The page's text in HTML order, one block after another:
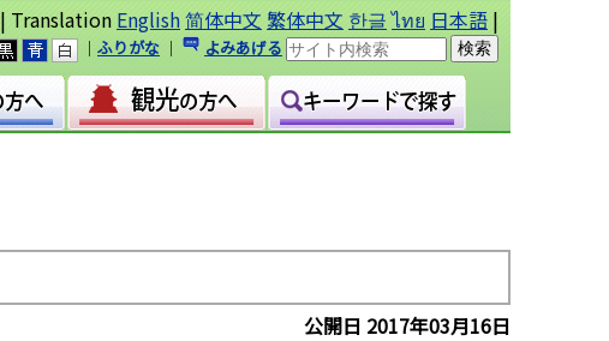
| Translation English简体中文 繁体中文 한글 ไทย 日本語 |
｜ ふりがな ｜ よみあげる
公開日 2017年03月16日